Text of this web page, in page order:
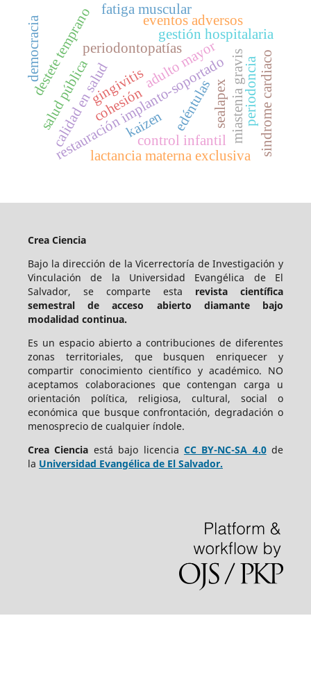
restauración implanto-soportado
periodontopatías
miastenia gravis
kaizen
gestión hospitalaria
eventos adversos
calidad en salud control infantil
destete temprano
lactancia materna exclusiva
democracia
cohesión
salud pública periodoncia
gingivitis edéntulas sindrome cardiaco
fatiga muscular
sealapex
adulto mayor
Crea Ciencia
Bajo la dirección de la Vicerrectoría de Investigación y
Vinculación de la Universidad Evangélica de El
Salvador, se comparte esta revista científica
semestral de acceso abierto diamante bajo
modalidad continua.
Es un espacio abierto a contribuciones de diferentes
zonas territoriales, que busquen enriquecer y
compartir conocimiento científico y académico. NO
aceptamos colaboraciones que contengan carga u
orientación política, religiosa, cultural, social o
económica que busque confrontación, degradación o
menosprecio de cualquier índole.
Crea Ciencia está bajo licencia CC BY-NC-SA 4.0de
la Universidad Evangélica de El Salvador.